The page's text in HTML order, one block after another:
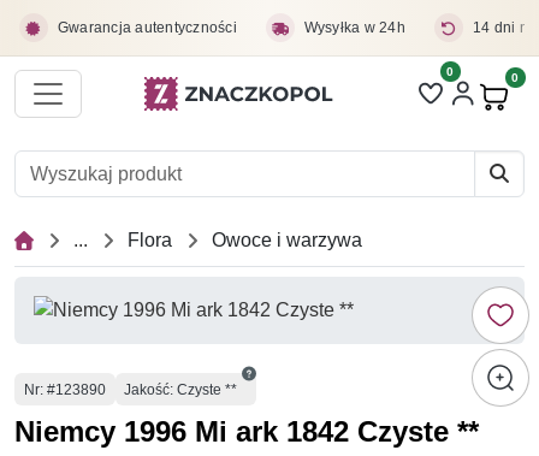
Gwarancja autentyczności Wysyłka w 24h 14 dni
Liczba pozycji
0 0
... Flora Owoce i warzywa
Numer
Nr: #123890 Jakość: Czyste **
Niemcy 1996 Mi ark 1842 Czyste **